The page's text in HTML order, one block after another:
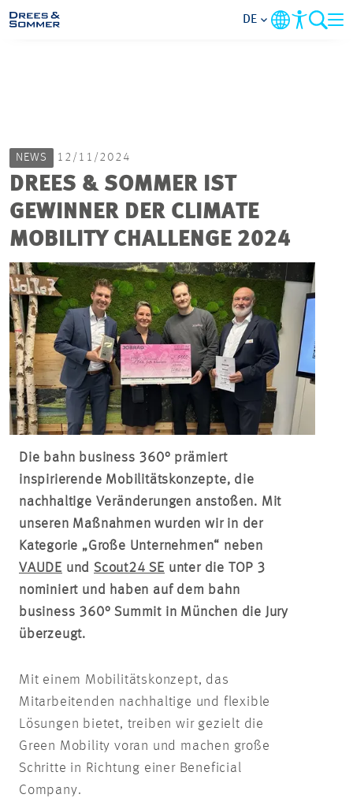
IM FOKUS
PROJEKTE
KONTAKT
DE
NEWS 12/11/2024
DREES & SOMMER IST
GEWINNER DER CLIMATE
MOBILITY CHALLENGE 2024
Die bahn business 360° prämiert
inspirierende Mobilitätskonzepte, die
nachhaltige Veränderungen anstoßen. Mit
unseren Maßnahmen wurden wir in der
Kategorie „Große Unternehmen“ neben
VAUDE und Scout24 SE unter die TOP 3
nominiert und haben auf dem bahn
business 360° Summit in München die Jury
überzeugt.
Mit einem Mobilitätskonzept, das
Mitarbeitenden nachhaltige und flexible
Lösungen bietet, treiben wir gezielt die
Green Mobility voran und machen große
Schritte in Richtung einer Hasht
Beneficial
Company.